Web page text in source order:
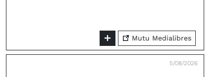
Mutu Medialibres
5/08/2026